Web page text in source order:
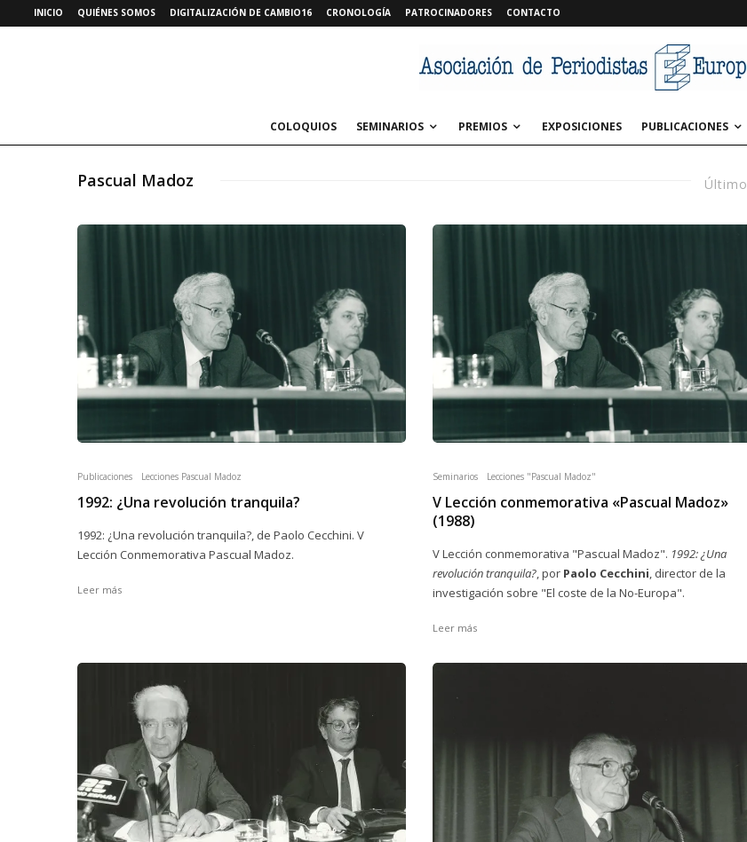
INICIO QUIÉNES SOMOS DIGITALIZACIÓN DE CAMBIO16 CRONOLOGÍA PATROCINADORES CONTACTO
COLOQUIOS SEMINARIOS PREMIOS EXPOSICIONES PUBLICACIONES
Último
Pascual Madoz
Publicaciones Lecciones Pascual Madoz
1992: ¿Una revolución tranquila?
1992: ¿Una revolución tranquila?, de Paolo Cecchini. V
Lección Conmemorativa Pascual Madoz.
Leer más
Seminarios Lecciones "Pascual Madoz"
V Lección conmemorativa «Pascual Madoz»
(1988)
V Lección conmemorativa "Pascual Madoz". 1992: ¿Una
revolución tranquila?, por Paolo Cecchini, director de la
investigación sobre "El coste de la No-Europa".
Leer más